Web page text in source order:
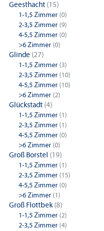
Geesthacht (15)
1-1,5 Zimmer (0)
2-3,5 Zimmer (9)
4-5,5 Zimmer (0)
>6 Zimmer (0)
Glinde (27)
1-1,5 Zimmer (3)
2-3,5 Zimmer (10)
4-5,5 Zimmer (10)
>6 Zimmer (2)
Glückstadt (4)
1-1,5 Zimmer (1)
2-3,5 Zimmer (1)
4-5,5 Zimmer (0)
>6 Zimmer (0)
Groß Borstel (19)
1-1,5 Zimmer (1)
2-3,5 Zimmer (15)
4-5,5 Zimmer (0)
>6 Zimmer (1)
Groß Flottbek (8)
1-1,5 Zimmer (2)
2-3,5 Zimmer (4)